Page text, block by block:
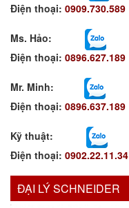
Điện thoại: 0909.730.589
Ms. Hảo:
Điện thoại: 0896.627.189
Mr. Minh:
Điện thoại: 0896.637.189
Kỹ thuật:
Điện thoại: 0902.22.11.34
ĐẠI LÝ SCHNEIDER